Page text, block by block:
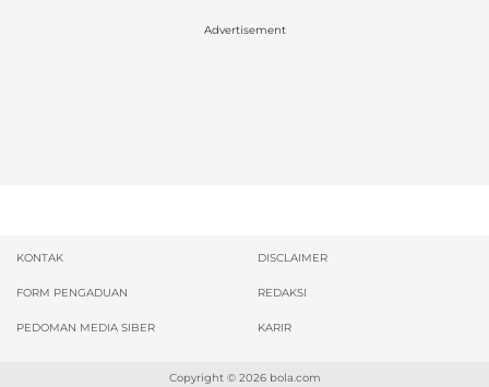
Advertisement
KONTAK DISCLAIMER
FORM PENGADUAN REDAKSI
PEDOMAN MEDIA SIBER KARIR
Copyright © 2026 bola.com